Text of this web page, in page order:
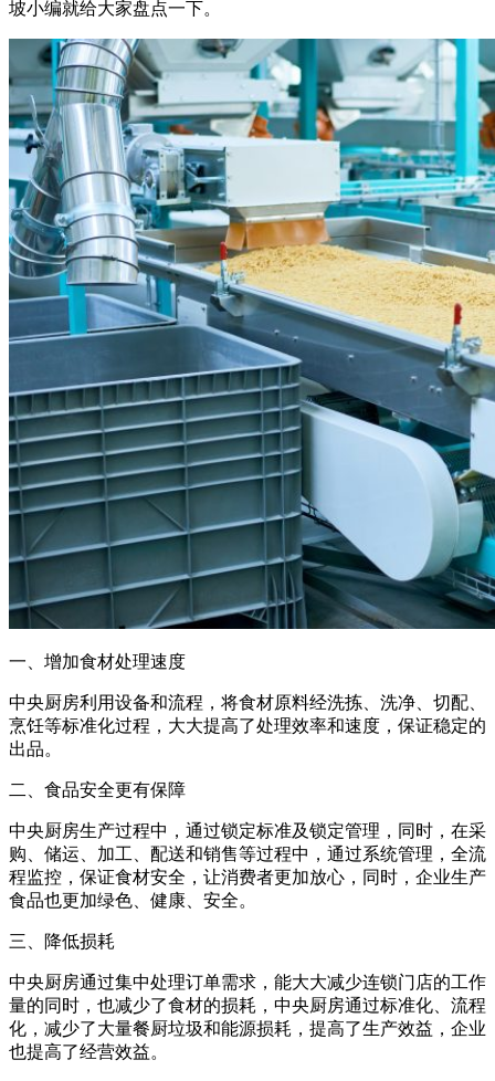
坡小编就给大家盘点一下。
一、增加食材处理速度
中央厨房利用设备和流程，将食材原料经洗拣、洗净、切配、
烹饪等标准化过程，大大提高了处理效率和速度，保证稳定的
出品。
二、食品安全更有保障
中央厨房生产过程中，通过锁定标准及锁定管理，同时，在采
购、储运、加工、配送和销售等过程中，通过系统管理，全流
程监控，保证食材安全，让消费者更加放心，同时，企业生产
食品也更加绿色、健康、安全。
三、降低损耗
中央厨房通过集中处理订单需求，能大大减少连锁门店的工作
量的同时，也减少了食材的损耗，中央厨房通过标准化、流程
化，减少了大量餐厨垃圾和能源损耗，提高了生产效益，企业
也提高了经营效益。